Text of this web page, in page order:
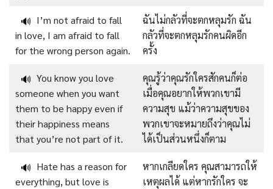
🔊 I’m not afraid to fall
in love, I am afraid to fall
for the wrong person again.
ฉันไม่กลัวที่จะตกหลุมรัก ฉัน
กลัวที่จะตกหลุมรักคนผิดอีก
ครั้ง
🔊 You know you love
someone when you want
them to be happy even if
their happiness means
that you’re not part of it.
คุณรู้ว่าคุณรักใครสักคนก็ต่อ
เมื่อคุณอยากให้พวกเขามี
ความสุข แม้ว่าความสุขของ
พวกเขาจะหมายถึงว่าคุณไม่
ได้เป็นส่วนหนึ่งก็ตาม
🔊 Hate has a reason for
everything, but love is
หากเกลียดใคร คุณสามารถให้
เหตุผลได้ แต่หากรักใคร จะ